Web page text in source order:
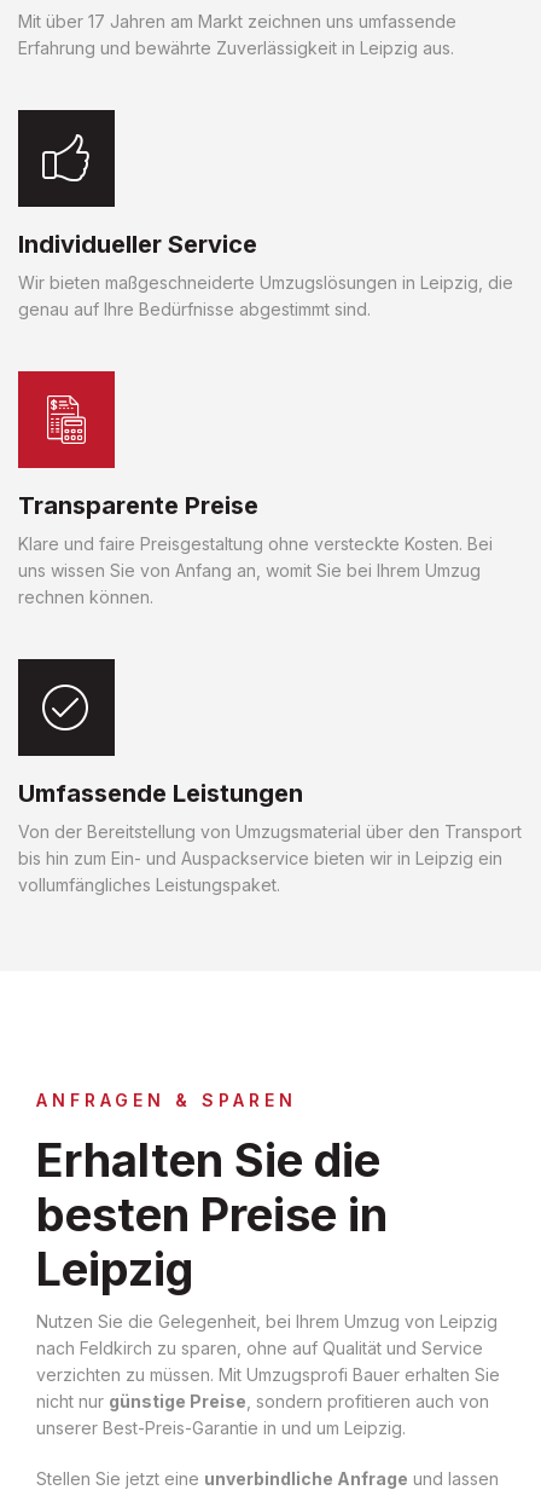
Mit über 17 Jahren am Markt zeichnen uns umfassende
Erfahrung und bewährte Zuverlässigkeit in Leipzig aus.
Individueller Service
Wir bieten maßgeschneiderte Umzugslösungen in Leipzig, die
genau auf Ihre Bedürfnisse abgestimmt sind.
Transparente Preise
Klare und faire Preisgestaltung ohne versteckte Kosten. Bei
uns wissen Sie von Anfang an, womit Sie bei Ihrem Umzug
rechnen können.
Umfassende Leistungen
Von der Bereitstellung von Umzugsmaterial über den Transport
bis hin zum Ein- und Auspackservice bieten wir in Leipzig ein
vollumfängliches Leistungspaket.
ANFRAGEN & SPAREN
Erhalten Sie die
besten Preise in
Leipzig
Nutzen Sie die Gelegenheit, bei Ihrem Umzug von Leipzig
nach Feldkirch zu sparen, ohne auf Qualität und Service
verzichten zu müssen. Mit Umzugsprofi Bauer erhalten Sie
nicht nur günstige Preise , sondern profitieren auch von
unserer Best-Preis-Garantie in und um Leipzig.
Stellen Sie jetzt eine unverbindliche Anfrage und lassen